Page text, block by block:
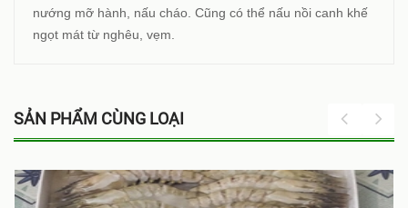
nướng mỡ hành, nấu cháo. Cũng có thể nấu nồi canh khế
ngọt mát từ nghêu, vẹm.
SẢN PHẨM CÙNG LOẠI